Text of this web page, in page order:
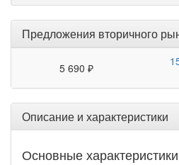
Предложения вторичного
5 690 ₽
Описание и характеристики
Основные